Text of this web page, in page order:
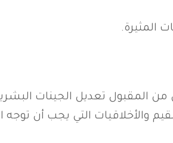
المثيرة.
من المقبول تعديل الجينات
والأخلاقيات التي يجب أن توجه